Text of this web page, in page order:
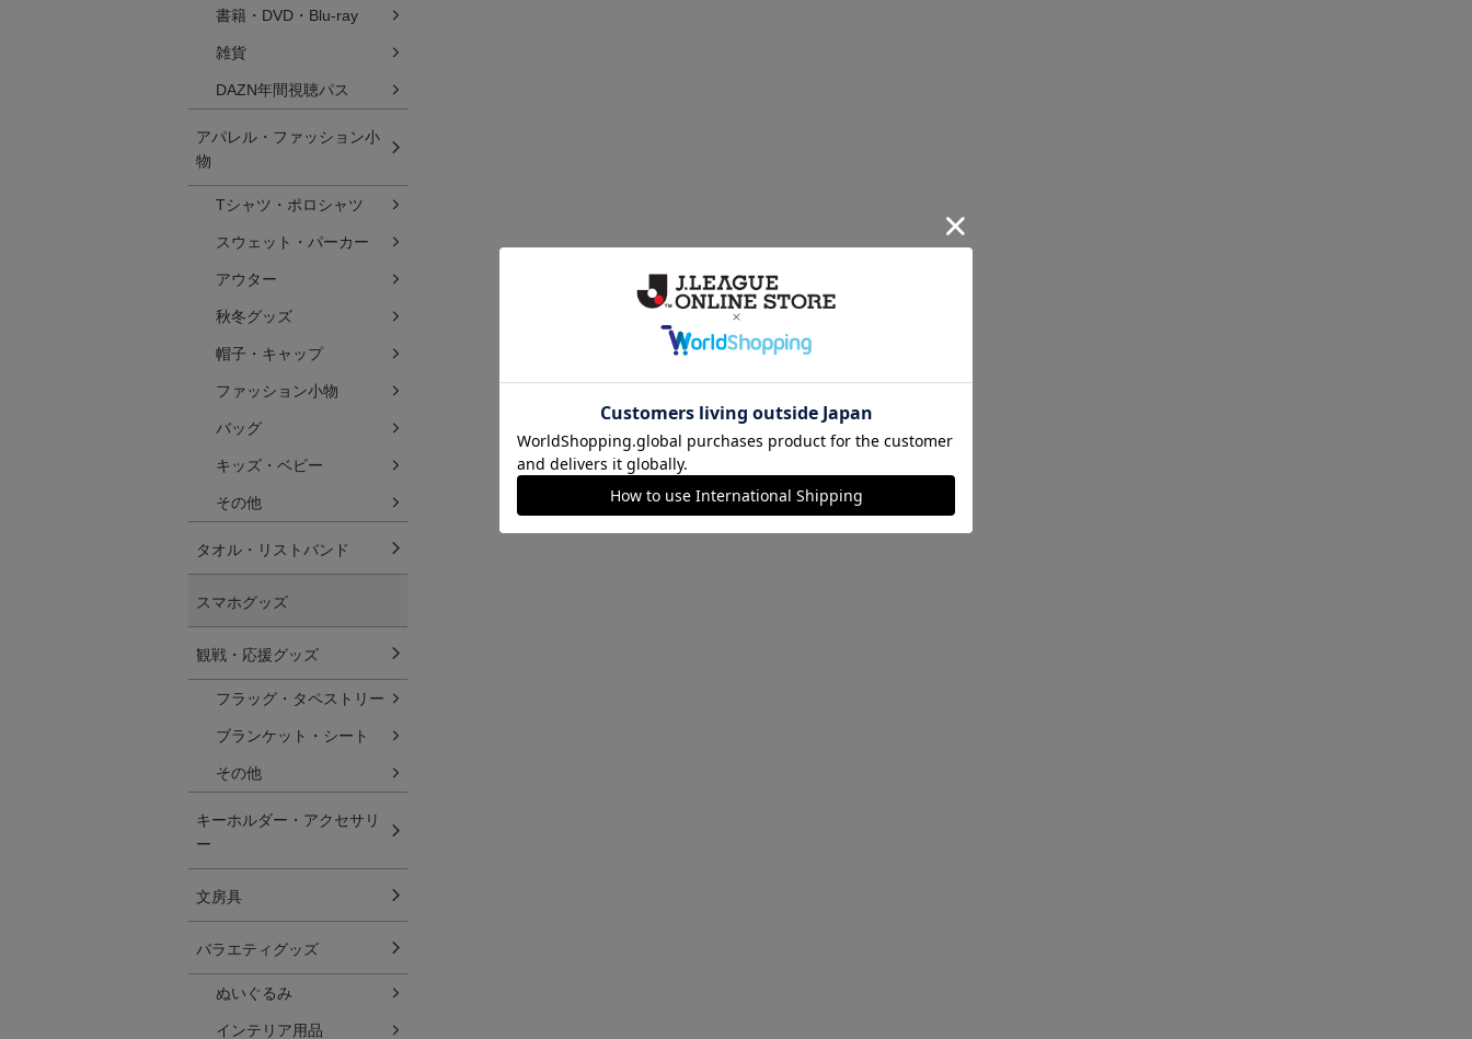
書籍・DVD・Blu-ray
雑貨
DAZN年間視聴パス
アパレル・ファッション小
物
Tシャツ・ポロシャツ
スウェット・パーカー
アウター
秋冬グッズ
帽子・キャップ
ファッション小物
バッグ
キッズ・ベビー
その他
タオル・リストバンド
スマホグッズ
観戦・応援グッズ
フラッグ・タペストリー
ブランケット・シート
その他
キーホルダー・アクセサリ
ー
文房具
バラエティグッズ
ぬいぐるみ
インテリア用品